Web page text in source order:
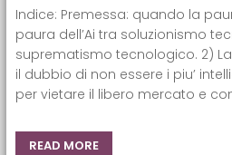
Indice: Premessa: quando la
paura dell’Ai tra soluzionismo
suprematismo tecnologico. 2)
il dubbio di non essere i piu’
per vietare il libero mercato e
READ MORE